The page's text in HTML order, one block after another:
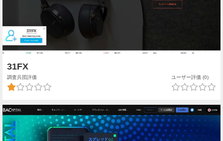
31FX
調査兵団評価 ユーザー評価 (0)